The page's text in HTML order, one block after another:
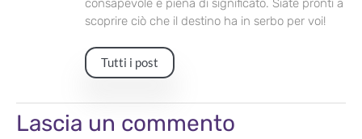
consapevole e piena di significato. Siate pronti a
scoprire ciò che il destino ha in serbo per voi!
Tutti i post
Lascia un commento